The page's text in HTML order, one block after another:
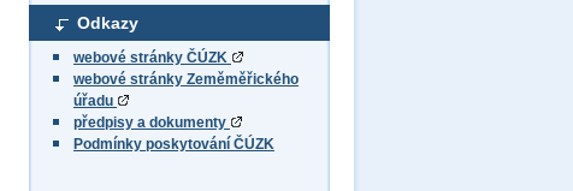
Odkazy
webové stránky ČÚZK
webové stránky Zeměměřického
úřadu
předpisy a dokumenty
Podmínky poskytování ČÚZK